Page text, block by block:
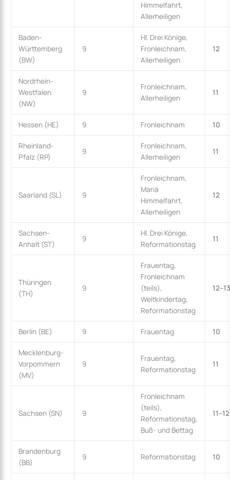
Himmelfahrt,
Allerheiligen
Baden-
Württemberg
(BW)
9
Hl. Drei Könige,
Fronleichnam,
Allerheiligen
12
Nordrhein-
Westfalen
(NW)
9
Fronleichnam,
Allerheiligen
11
Hessen (HE) 9 Fronleichnam 10
Rheinland-
Pfalz (RP)
9
Fronleichnam,
Allerheiligen
11
Saarland (SL) 9
Fronleichnam,
Mariä
Himmelfahrt,
Allerheiligen
12
Sachsen-
Anhalt (ST)
9
Hl. Drei Könige,
Reformationstag
11
Thüringen
(TH)
9
Frauentag,
Fronleichnam
(teils),
Weltkindertag,
Reformationstag
12–13
Berlin (BE) 9 Frauentag 10
Mecklenburg-
Vorpommern
(MV)
9
Frauentag,
Reformationstag
11
Sachsen (SN) 9
Fronleichnam
(teils),
Reformationstag,
Buß- und Bettag
11–12
Brandenburg
(BB)
9 Reformationstag 10